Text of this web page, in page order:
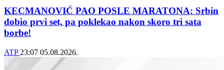
KECMANOVIĆ PAO POSLE MARATONA: Srbin
dobio prvi set, pa poklekao nakon skoro tri sata
borbe!
ATP 23:07 05.08.2026.